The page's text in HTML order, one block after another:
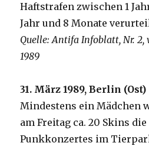
Haftstrafen zwischen 1
Jahr und 8 Monate
Quelle: Antifa Infoblatt, Nr. 2,
1989
31. März 1989, Berlin (Ost)
Mindestens ein Mädchen
am Freitag ca. 20 Skins
Punkkonzertes im